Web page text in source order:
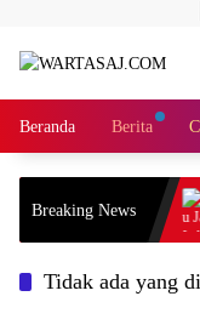
Beranda Berita
Breaking News
Atas Kereta
Tidak ada yang